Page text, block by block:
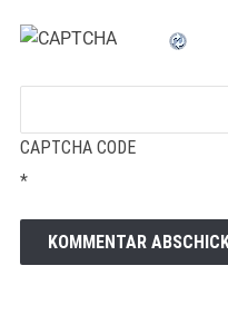
CAPTCHA CODE
*